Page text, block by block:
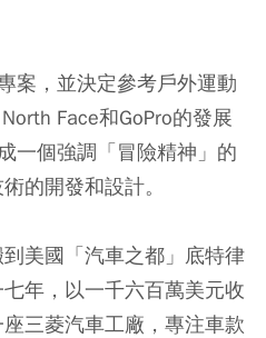
案，並決定參考戶外運動
Face和GoPro的發展
一個強調「冒險精神」的
的開發和設計。
美國「汽車之都」底特律
年，以一千六百萬美元收
三菱汽車工廠，專注車款